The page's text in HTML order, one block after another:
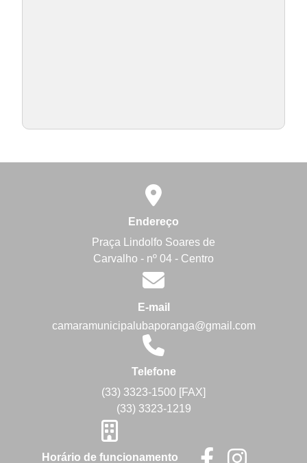
Endereço
Praça Lindolfo Soares de
Carvalho - nº 04 - Centro
E-mail
camaramunicipalubaporanga@gmail.com
Telefone
(33) 3323-1500 [FAX]
(33) 3323-1219
Horário de funcionamento